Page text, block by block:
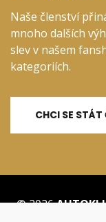
Naše členství
mnoho dalších
slev v našem
kategoriích.
CHCI SE STÁT
© 2026